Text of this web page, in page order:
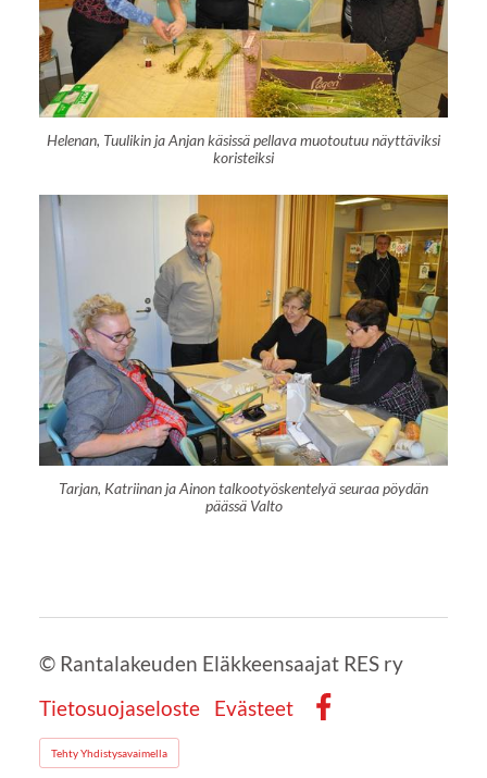
Helenan, Tuulikin ja Anjan käsissä pellava muotoutuu näyttäviksi
koristeiksi
Tarjan, Katriinan ja Ainon talkootyöskentelyä seuraa pöydän
päässä Valto
© Rantalakeuden Eläkkeensaajat RES ry
Tietosuojaseloste
Evästeet
Tehty Yhdistysavaimella